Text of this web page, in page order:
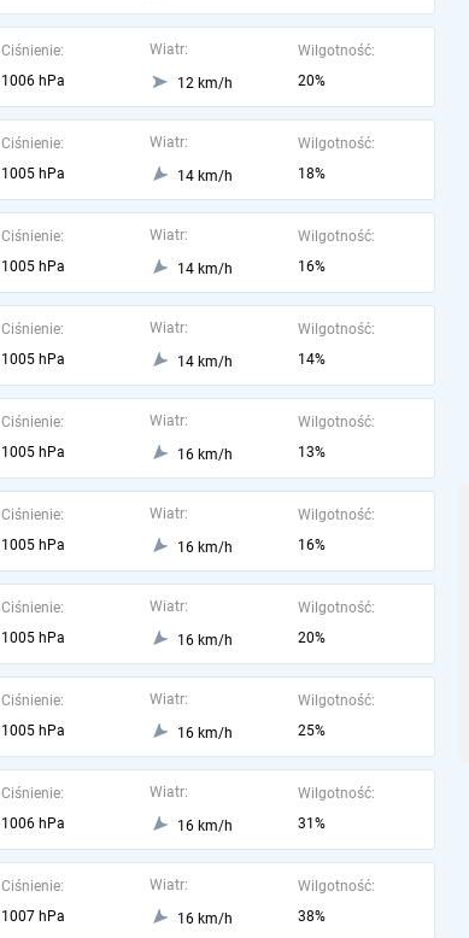
Ciśnienie:
1006 hPa
Wiatr:
12 km/h
Wilgotność:
20%
Ciśnienie:
1005 hPa
Wiatr:
14 km/h
Wilgotność:
18%
Ciśnienie:
1005 hPa
Wiatr:
14 km/h
Wilgotność:
16%
Ciśnienie:
1005 hPa
Wiatr:
14 km/h
Wilgotność:
14%
Ciśnienie:
1005 hPa
Wiatr:
16 km/h
Wilgotność:
13%
Ciśnienie:
1005 hPa
Wiatr:
16 km/h
Wilgotność:
16%
Ciśnienie:
1005 hPa
Wiatr:
16 km/h
Wilgotność:
20%
Ciśnienie:
1005 hPa
Wiatr:
16 km/h
Wilgotność:
25%
Ciśnienie:
1006 hPa
Wiatr:
16 km/h
Wilgotność:
31%
Ciśnienie:
1007 hPa
Wiatr:
16 km/h
Wilgotność:
38%